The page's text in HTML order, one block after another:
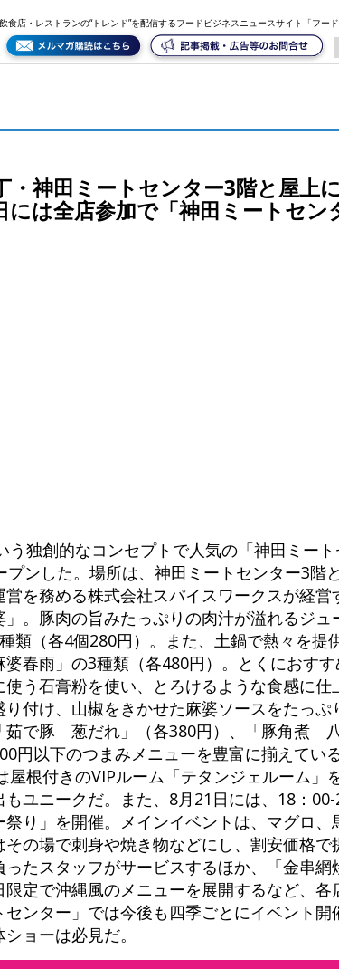
飲食店・レストランの“トレンド”を配信するフードビジネスニュースサイト「フー
・神田ミートセンター3階と屋上
は全店参加で「神田ミートセン
う独創的なコンセプトで人気の「神田ミー
ンした。場所は、神田ミートセンター3階
営を務める株式会社スパイスワークスが経
。豚肉の旨みたっぷりの肉汁が溢れるジュ
類（各4個280円）。また、土鍋で熱々を提
春雨」の3種類（各480円）。とくにおす
う石膏粉を使い、とろけるような食感に仕
付け、山椒をきかせた麻婆ソースをたっぷ
茹で豚 葱だれ」（各380円）、「豚角煮
円以下のつまみメニューを豊富に揃えてい
屋根付きのVIPルーム「テタンジェルーム」
ユニークだ。また、8月21日には、18：
り」を開催。メインイベントは、マグロ、
の場で刺身や焼き物などにし、割安価格で
ったスタッフがサービスするほか、「金串
定で沖縄風のメニューを展開するなど、各
ンター」では今後も四季ごとにイベント開
ョーは必見だ。